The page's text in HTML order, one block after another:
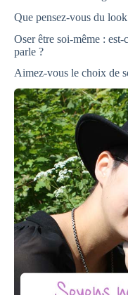
Que pensez-vous du
Oser être soi-même :
parle ?
Aimez-vous le choix de